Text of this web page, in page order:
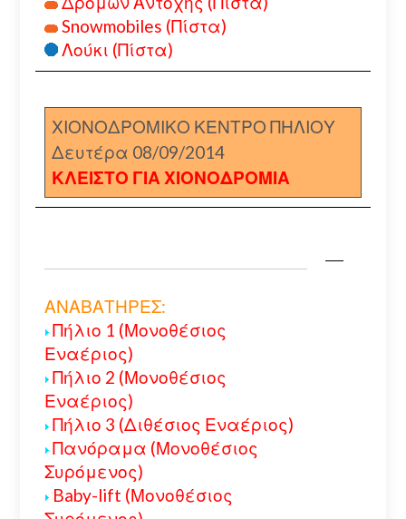
Snowmobiles (Πίστα)
Λούκι (Πίστα)
ΧΙΟΝΟΔΡΟΜΙΚΟ ΚΕΝΤΡΟ ΠΗΛΙΟΥ
Δευτέρα 08/09/2014
ΚΛΕΙΣΤΟ ΓΙΑ ΧΙΟΝΟΔΡΟΜΙΑ
ΑΝΑΒΑΤΗΡΕΣ:
Πήλιο 1 (Μονοθέσιος
Εναέριος)
Πήλιο 2 (Μονοθέσιος
Εναέριος)
Πήλιο 3 (Διθέσιος Εναέριος)
Πανόραμα (Μονοθέσιος
Συρόμενος)
Baby-lift (Μονοθέσιος